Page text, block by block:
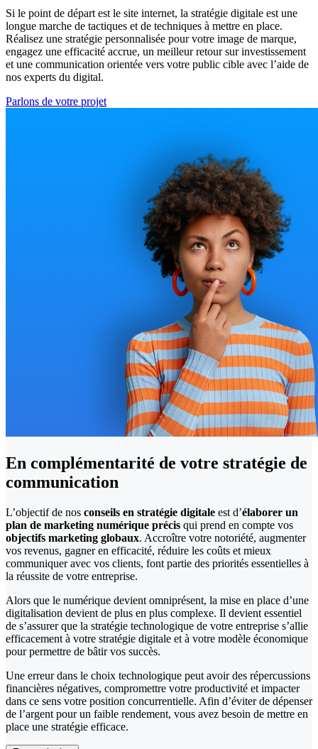
Si le point de départ est le site internet, la stratégie digitale est une
longue marche de tactiques et de techniques à mettre en place.
Réalisez une stratégie personnalisée pour votre image de marque,
engagez une efficacité accrue, un meilleur retour sur investissement
et une communication orientée vers votre public cible avec l’aide de
nos experts du digital.
Parlons de votre projet
En complémentarité de votre stratégie de
communication
L’objectif de nos conseils en stratégie digitale est d’élaborer un
plan de marketing numérique précis qui prend en compte vos
objectifs marketing globaux. Accroître votre notoriété, augmenter
vos revenus, gagner en efficacité, réduire les coûts et mieux
communiquer avec vos clients, font partie des priorités essentielles à
la réussite de votre entreprise.
Alors que le numérique devient omniprésent, la mise en place d’une
digitalisation devient de plus en plus complexe. Il devient essentiel
de s’assurer que la stratégie technologique de votre entreprise s’allie
efficacement à votre stratégie digitale et à votre modèle économique
pour permettre de bâtir vos succès.
Une erreur dans le choix technologique peut avoir des répercussions
financières négatives, compromettre votre productivité et impacter
dans ce sens votre position concurrentielle. Afin d’éviter de dépenser
de l’argent pour un faible rendement, vous avez besoin de mettre en
place une stratégie efficace.